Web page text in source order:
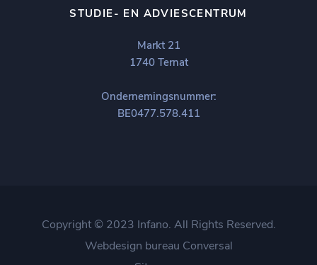
STUDIE- EN ADVIESCENTRUM
Markt 21
1740 Ternat
Ondernemingsnummer:
BE0477.578.411
Copyright © 2023 Infano. All Rights Reserved.
Webdesign bureau Conversal